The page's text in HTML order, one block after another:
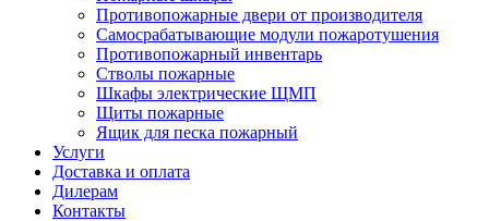
Противопожарные двери от производителя
Самосрабатывающие модули пожаротушения
Противопожарный инвентарь
Стволы пожарные
Шкафы электрические ЩМП
Щиты пожарные
Ящик для песка пожарный
Услуги
Доставка и оплата
Дилерам
Контакты